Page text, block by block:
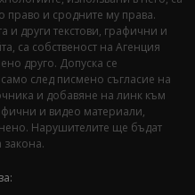
право и сродните му права.
и други текстови, графични и
са собственост на Агенция
друго. Допуска се
след писмено съгласие на
и добавяне на линк към
и видео материали,
Нарушителите ще бъдат
закона.